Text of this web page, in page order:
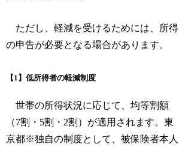
ただし、軽減を受けるためには、所得
の申告が必要となる場合があります。
【1】低所得者の軽減制度
世帯の所得状況に応じて、均等割額
（7割・5割・2割）が適用されます。東
京都※独自の制度として、被保険者本人